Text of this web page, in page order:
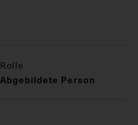
Rolle
Abgebildete Person